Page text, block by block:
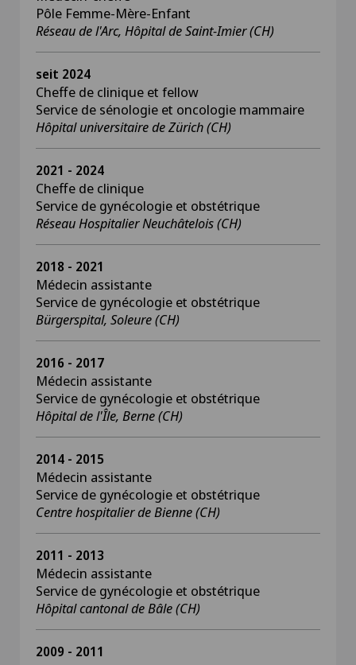
Pôle Femme-Mère-Enfant
Réseau de l'Arc, Hôpital de Saint-Imier (CH)
seit 2024
Cheffe de clinique et fellow
Service de sénologie et oncologie mammaire
Hôpital universitaire de Zürich (CH)
2021 - 2024
Cheffe de clinique
Service de gynécologie et obstétrique
Réseau Hospitalier Neuchâtelois (CH)
2018 - 2021
Médecin assistante
Service de gynécologie et obstétrique
Bürgerspital, Soleure (CH)
2016 - 2017
Médecin assistante
Service de gynécologie et obstétrique
Hôpital de l'Île, Berne (CH)
2014 - 2015
Médecin assistante
Service de gynécologie et obstétrique
Centre hospitalier de Bienne (CH)
2011 - 2013
Médecin assistante
Service de gynécologie et obstétrique
Hôpital cantonal de Bâle (CH)
2009 - 2011